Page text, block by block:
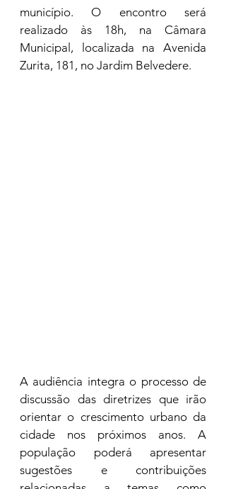
município. O encontro será
realizado às 18h, na Câmara
Municipal, localizada na Avenida
Zurita, 181, no Jardim Belvedere.
A audiência integra o processo de
discussão das diretrizes que irão
orientar o crescimento urbano da
cidade nos próximos anos. A
população poderá apresentar
sugestões e contribuições